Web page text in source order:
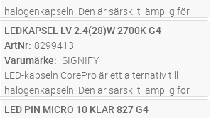
halogenkapseln. Den är särskilt lämplig för
dekorativa applikationer i hem, butiker, hotell
och restauranger. CorePro LED-kapsel är
kompatibel med befintlig
ST Lägg i kundvagn
LEDKAPSEL LV 2.4(28)W 2700K G4
ArtNr 8299413
Varumärke
SIGNIFY
LED-kapseln CorePro är ett alternativ till
halogenkapseln. Den är särskilt lämplig för
dekorativa applikationer i hem, butiker, hotell
ST Lägg i kundvagn
LED PIN MICRO 10 KLAR 827 G4